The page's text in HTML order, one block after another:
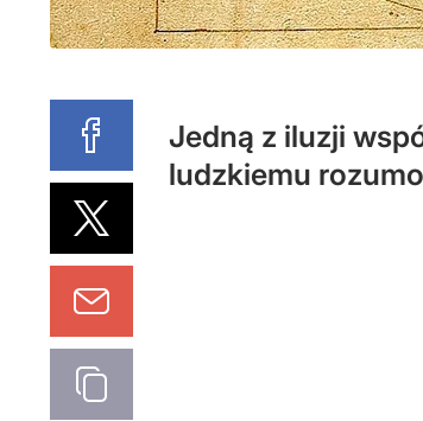
Jedną z iluzji
ludzkiemu